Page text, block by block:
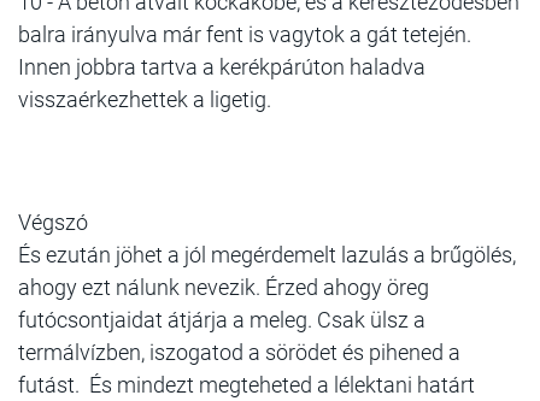
balra irányulva már fent is vagytok a gát tetején.
Innen jobbra tartva a kerékpárúton haladva
visszaérkezhettek a ligetig.
Végszó
És ezután jöhet a jól megérdemelt lazulás a brűgölés,
ahogy ezt nálunk nevezik. Érzed ahogy öreg
futócsontjaidat átjárja a meleg. Csak ülsz a
termálvízben, iszogatod a sörödet és pihened a
futást. És mindezt megteheted a lélektani határt